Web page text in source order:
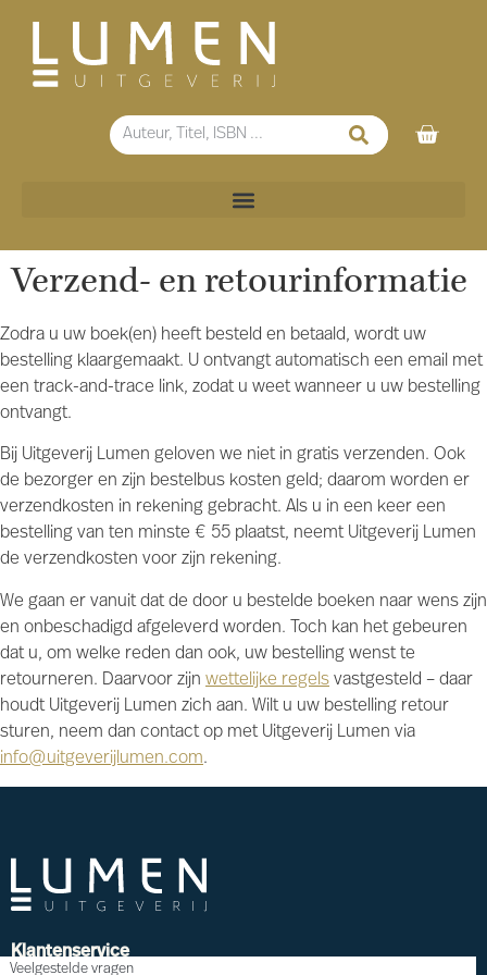
Verzend- en retourinformatie
Zodra u uw boek(en) heeft besteld en betaald, wordt uw
bestelling klaargemaakt. U ontvangt automatisch een email met
een track-and-trace link, zodat u weet wanneer u uw bestelling
ontvangt.
Bij Uitgeverij Lumen geloven we niet in gratis verzenden. Ook
de bezorger en zijn bestelbus kosten geld; daarom worden er
verzendkosten in rekening gebracht. Als u in een keer een
bestelling van ten minste € 55 plaatst, neemt Uitgeverij Lumen
de verzendkosten voor zijn rekening.
We gaan er vanuit dat de door u bestelde boeken naar wens zijn
en onbeschadigd afgeleverd worden. Toch kan het gebeuren
dat u, om welke reden dan ook, uw bestelling wenst te
retourneren. Daarvoor zijn wettelijke regels vastgesteld – daar
houdt Uitgeverij Lumen zich aan. Wilt u uw bestelling retour
sturen, neem dan contact op met Uitgeverij Lumen via
info@uitgeverijlumen.com.
Klantenservice
Veelgestelde vragen